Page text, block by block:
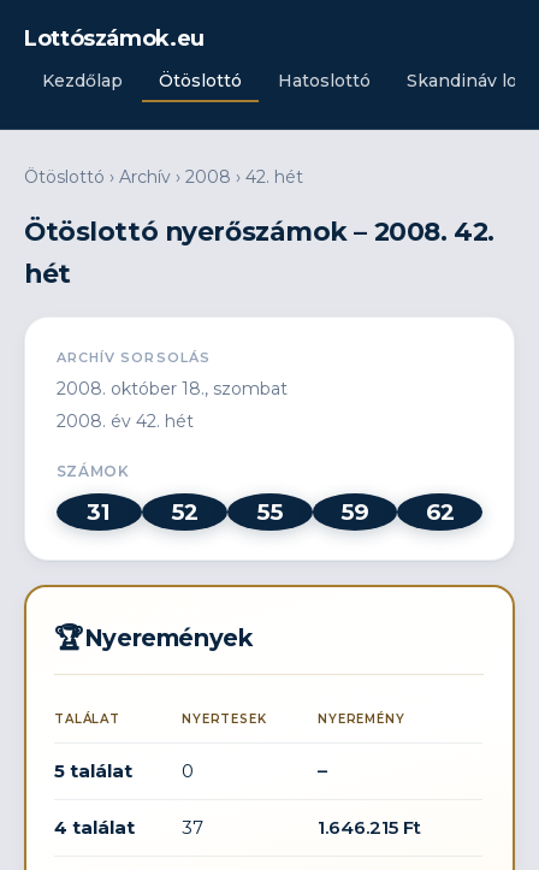
Lottószámok.eu
Kezdőlap Ötöslottó Hatoslottó Skandináv
Ötöslottó › Archív › 2008 › 42. hét
Ötöslottó nyerőszámok – 2008. 42.
hét
ARCHÍV SORSOLÁS
2008. október 18., szombat
2008. év 42. hét
SZÁMOK
31 52 55 59 62
🏆Nyeremények
TALÁLAT NYERTESEK NYEREMÉNY
5 találat 0 –
4 találat 37 1.646.215 Ft